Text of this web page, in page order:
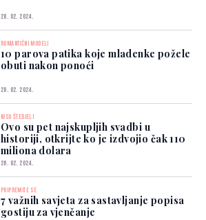
28. 02. 2024.
ROMANTIČNI MODELI
10 parova patika koje mladenke požele
obuti nakon ponoći
28. 02. 2024.
NISU ŠTEDJELI
Ovo su pet najskupljih svadbi u
historiji, otkrijte ko je izdvojio čak 110
miliona dolara
26. 02. 2024.
PRIPREMITE SE
7 važnih savjeta za sastavljanje popisa
gostiju za vjenčanje